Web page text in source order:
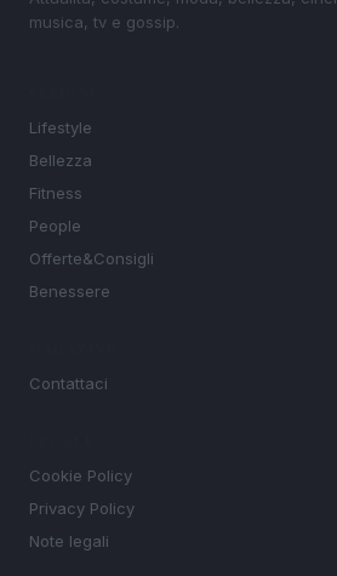
musica, tv e gossip.
Lifestyle
Bellezza
Fitness
People
Offerte&Consigli
Benessere
Contattaci
Cookie Policy
Privacy Policy
Note legali